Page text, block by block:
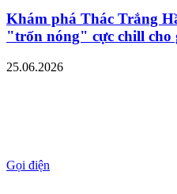
Khám phá Thác Trắng
"trốn nóng" cực chill cho
25.06.2026
Gọi điện